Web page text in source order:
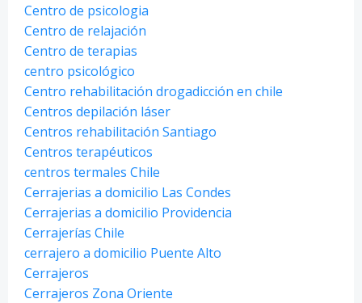
Centro de psicologia
Centro de relajación
Centro de terapias
centro psicológico
Centro rehabilitación drogadicción en chile
Centros depilación láser
Centros rehabilitación Santiago
Centros terapéuticos
centros termales Chile
Cerrajerias a domicilio Las Condes
Cerrajerias a domicilio Providencia
Cerrajerías Chile
cerrajero a domicilio Puente Alto
Cerrajeros
Cerrajeros Zona Oriente